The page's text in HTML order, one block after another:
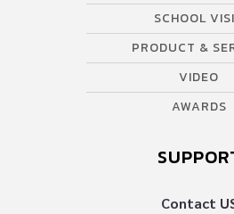
SCHOOL
PRODUCT &
VIDEO
AWARDS
Contact